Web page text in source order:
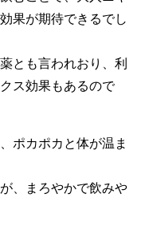
果が期待できるでし
とも言われおり、利
ス効果もあるので
ポカポカと体が温ま
、まろやかで飲みや